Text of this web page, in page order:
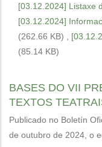
[03.12.2024] Listaxe
[03.12.2024]
(262.66 KB)
(85.14 KB)
BASES DO VII
TEXTOS
Publicado no Boletín
de outubro de 2024, o